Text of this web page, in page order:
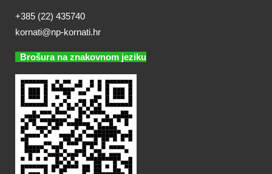
+385 (22) 435740
kornati@np-kornati.hr
Brošura na znakovnom jeziku